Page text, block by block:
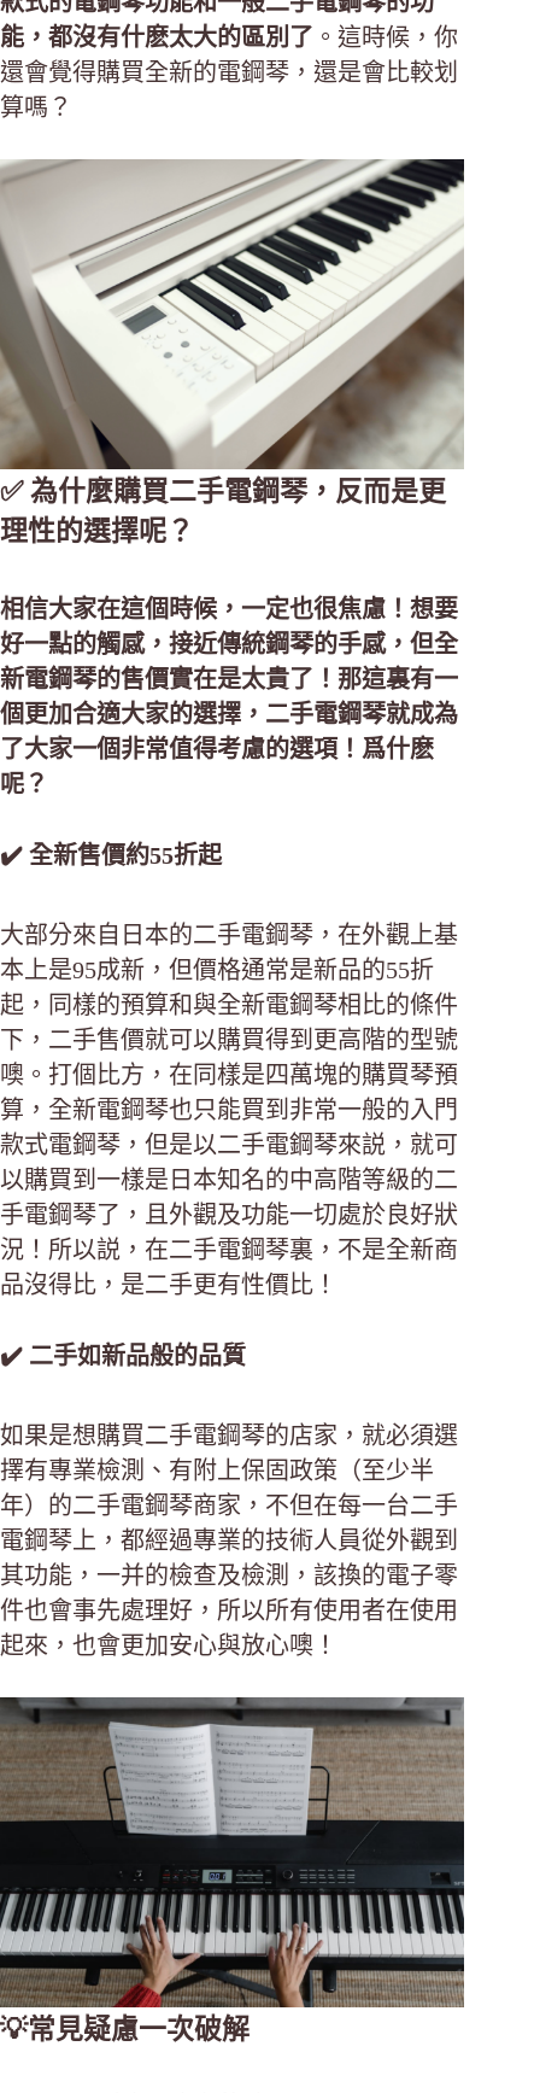
能，都沒有什麽太大的區別了 。這時候，你
還會覺得購買全新的電鋼琴，還是會比較划
算嗎？
✅ 為什麼購買二手電鋼琴，反而是更
理性的選擇呢？
相信大家在這個時候，一定也很焦慮！想要
好一點的觸感，接近傳統鋼琴的手感，但全
新電鋼琴的售價實在是太貴了！那這裏有一
個更加合適大家的選擇，二手電鋼琴就成為
了大家一個非常值得考慮的選項！爲什麽
呢？
✔️ 全新售價約55折起
大部分來自日本的二手電鋼琴，在外觀上基
本上是95成新，但價格通常是新品的55折
起，同樣的預算和與全新電鋼琴相比的條件
下，二手售價就可以購買得到更高階的型號
噢。打個比方，在同樣是四萬塊的購買琴預
算，全新電鋼琴也只能買到非常一般的入門
款式電鋼琴，但是以二手電鋼琴來説，就可
以購買到一樣是日本知名的中高階等級的二
手電鋼琴了，且外觀及功能一切處於良好狀
況！所以説，在二手電鋼琴裏，不是全新商
品沒得比，是二手更有性價比！
✔️ 二手如新品般的品質
如果是想購買二手電鋼琴的店家，就必須選
擇有專業檢測、有附上保固政策（至少半
年）的二手電鋼琴商家，不但在每一台二手
電鋼琴上，都經過專業的技術人員從外觀到
其功能，一并的檢查及檢測，該換的電子零
件也會事先處理好，所以所有使用者在使用
起來，也會更加安心與放心噢！
💡常見疑慮一次破解